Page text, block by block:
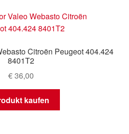
Citroën Peugeot 404.424
8401T2
€36,00
kaufen